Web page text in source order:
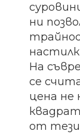
ни
На
се
цена не
от